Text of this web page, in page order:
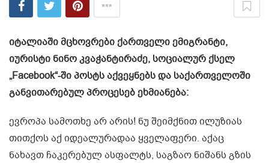
იტალიაში მცხოვრები ქართველი ემიგრანტი,
იურისტი ნინო კვაჭანტირაძე, სოციალურ ქსელ
„Facebook“-ში პოსტს აქვეყნებს და საქართველოში
განვითარებულ პროცესებ ეხმიანება:
ევროპა სამოთხე არ არის! ნუ შეიმქნით ილუზიას
თითქოს აქ იდეალურადაა ყველაფერი. აქაც
ნახავთ ჩაკერებულ ასფალტს, საგზაო ნიშანს გზის